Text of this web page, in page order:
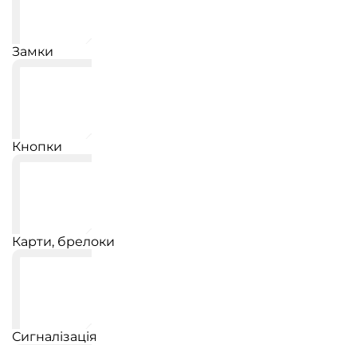
Замки
Кнопки
Карти, брелоки
Сигналізація